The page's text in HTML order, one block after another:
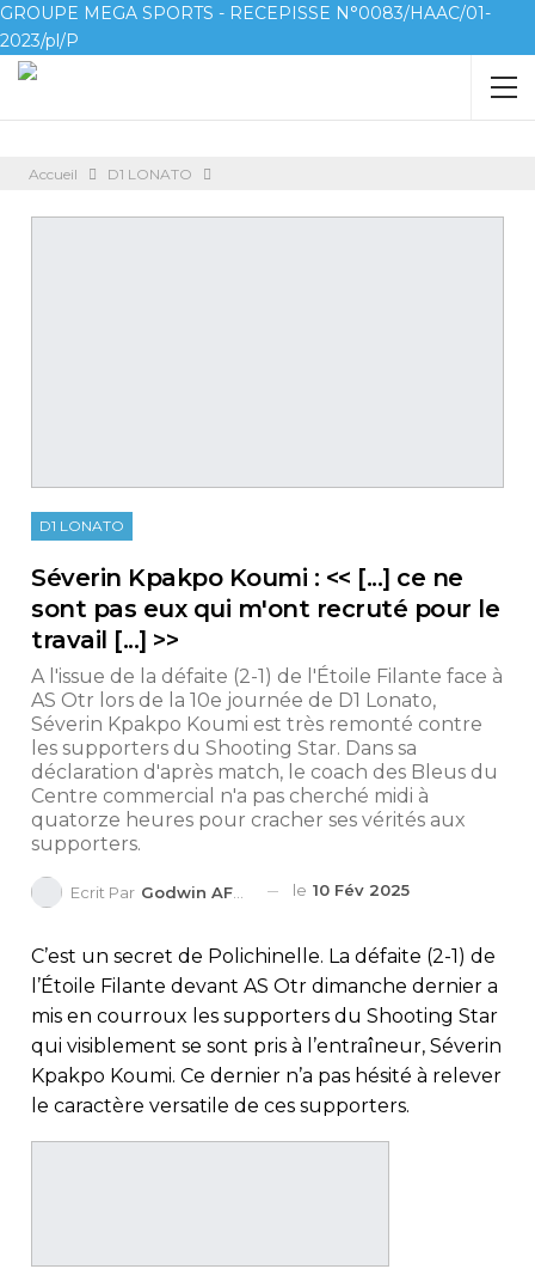
GROUPE MEGA SPORTS - RECEPISSE N°0083/HAAC/01-
2023/pl/P
Accueil D1 LONATO
D1 LONATO
Séverin Kpakpo Koumi : << [...] ce ne
sont pas eux qui m'ont recruté pour le
travail [...] >>
A l'issue de la défaite (2-1) de l'Étoile Filante face à
AS Otr lors de la 10e journée de D1 Lonato,
Séverin Kpakpo Koumi est très remonté contre
les supporters du Shooting Star. Dans sa
déclaration d'après match, le coach des Bleus du
Centre commercial n'a pas cherché midi à
quatorze heures pour cracher ses vérités aux
supporters.
Ecrit Par Godwin AFEDO le 10 Fév 2025
C’est un secret de Polichinelle. La défaite (2-1) de
l’Étoile Filante devant AS Otr dimanche dernier a
mis en courroux les supporters du Shooting Star
qui visiblement se sont pris à l’entraîneur, Séverin
Kpakpo Koumi. Ce dernier n’a pas hésité à relever
le caractère versatile de ces supporters.